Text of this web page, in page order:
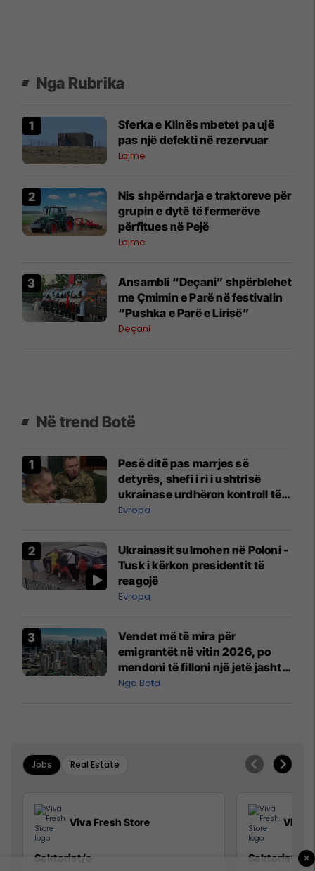
Nga Rubrika
Sferka e Klinës mbetet pa ujë
pas një defekti në rezervuar
Lajme
Nis shpërndarja e traktoreve për
grupin e dytë të fermerëve
përfitues në Pejë
Lajme
Ansambli “Deçani” shpërblehet
me Çmimin e Parë në festivalin
“Pushka e Parë e Lirisë”
Deçani
Në trend Botë
Pesë ditë pas marrjes së
detyrës, shefi i ri i ushtrisë
ukrainase urdhëron kontroll të
madh
Evropa
Ukrainasit sulmohen në Poloni -
Tusk i kërkon presidentit të
reagojë
Evropa
Vendet më të mira për
emigrantët në vitin 2026, po
mendoni të filloni një jetë jashtë
vendit?
Nga Bota
Jobs Real Estate
Viva Fresh Store
Sektorist/e
Viva
Sektorist/e×